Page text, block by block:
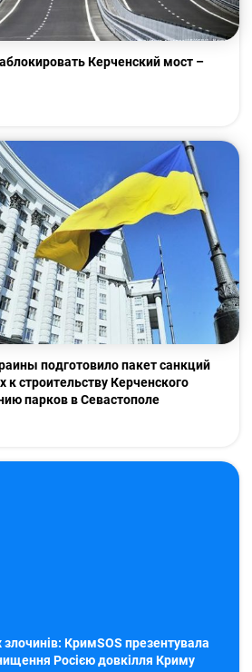
Керченский мост –
подготовило пакет санкций
к строительству Керченского
парков в Севастополе
злочинів: КримSOS презентувала
Росією довкілля Криму